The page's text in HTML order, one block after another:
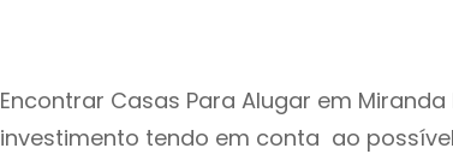
Encontrar Casas Para Alugar em
investimento tendo em conta ao